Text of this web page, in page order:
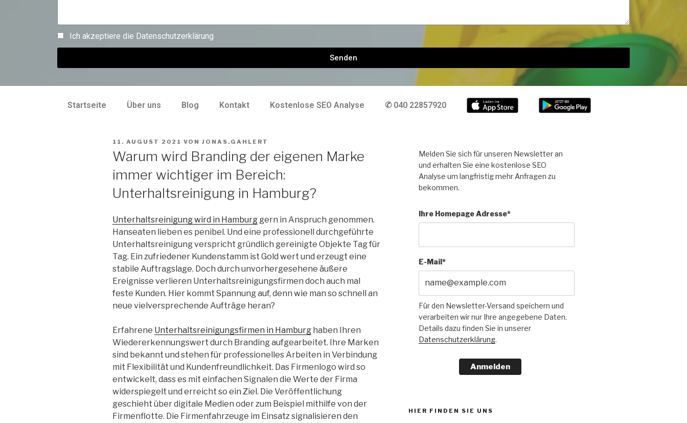
Ich akzeptiere die Datenschutzerklärung
Senden
Startseite Über uns Blog Kontakt Kostenlose SEO Analyse ✆ 040 22857920
11. AUGUST 2021 VON JONAS.GAHLERT
Warum wird Branding der eigenen Marke
immer wichtiger im Bereich:
Unterhaltsreinigung in Hamburg?
Unterhaltsreinigung wird in Hamburg gern in Anspruch genommen.
Hanseaten lieben es penibel. Und eine professionell durchgeführte
Unterhaltsreinigung verspricht gründlich gereinigte Objekte Tag für
Tag. Ein zufriedener Kundenstamm ist Gold wert und erzeugt eine
stabile Auftragslage. Doch durch unvorhergesehene äußere
Ereignisse verlieren Unterhaltsreinigungsfirmen doch auch mal
feste Kunden. Hier kommt Spannung auf, denn wie man so schnell an
neue vielversprechende Aufträge heran?
Erfahrene Unterhaltsreinigungsfirmen in Hamburg haben Ihren
Wiedererkennungswert durch Branding aufgearbeitet. Ihre Marken
sind bekannt und stehen für professionelles Arbeiten in Verbindung
mit Flexibilität und Kundenfreundlichkeit. Das Firmenlogo wird so
entwickelt, dass es mit einfachen Signalen die Werte der Firma
widerspiegelt und erreicht so ein Ziel. Die Veröffentlichung
geschieht über digitale Medien oder zum Beispiel mithilfe von der
Firmenflotte. Die Firmenfahrzeuge im Einsatz signalisieren den
Melden Sie sich für unseren Newsletter an
und erhalten Sie eine kostenlose SEO
Analyse um langfristig mehr Anfragen zu
bekommen.
Ihre Homepage Adresse*
E-Mail*
Für den Newsletter-Versand speichern und
verarbeiten wir nur Ihre angegebene Daten.
Details dazu finden Sie in unserer
Datenschutzerklärung.
Anmelden
HIER FINDEN SIE UNS